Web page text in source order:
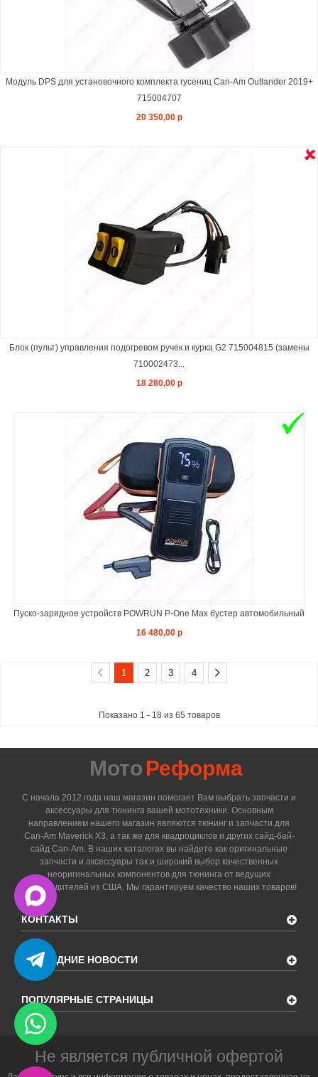
Модуль DPS для установочного комплекта гусениц Can-Am Outlander 2019+
715004707
20 350,00 р
Блок (пульт) управления подогревом ручек и курка G2 715004815 (замены
710002473...
18 280,00 р
Пуско-зарядное устройств POWRUN P-One Max бустер автомобильный
16 480,00 р
1 2 3 4
Показано 1 - 18 из 65 товаров
Мото Реформа
С начала 2012 года наш магазин помогает Вам выбрать запчасти и
аксессуары для тюнинга вашей мототехники. Основным
направлением нашего магазин являются тюнинг и запчасти для
Can-Am Maverick X3, а так же для квадроциклов и других сайд-бай-
сайд Can-Am. В наших каталогах вы найдете как оригинальные
запчасти и аксессуары так и широкий выбор качественных
неоригинальных компонентов для тюнинга от ведущих
производителей из США. Мы гарантируем качество наших товаров!
КОНТАКТЫ
ПОСЛЕДНИЕ НОВОСТИ
ПОПУЛЯРНЫЕ СТРАНИЦЫ
Не является публичной офертой